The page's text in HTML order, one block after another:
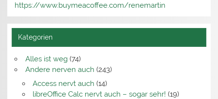
https://www.buymeacoffee.com/renemartin
Kategorien
Alles ist weg(74)
Andere nerven auch (243)
Access nervt auch (14)
libreOffice Calc nervt auch – sogar sehr! (19)